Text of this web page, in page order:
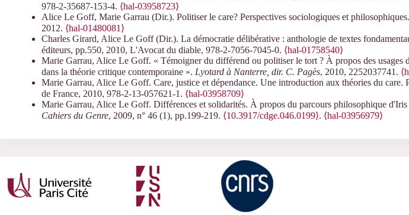
978-2-35687-153-4. ⟨hal-03958723⟩
Alice Le Goff, Marie Garrau (Dir.). Politiser le care? Perspectives sociologiques et philosophiques.
2012. ⟨hal-01480081⟩
Charles Girard, Alice Le Goff (Dir.). La démocratie délibérative : anthologie de textes
éditeurs, pp.550, 2010, L'Avocat du diable, 978-2-7056-7045-0. ⟨hal-01758540⟩
Marie Garrau, Alice Le Goff. « Témoigner du différend ou politiser le tort ? À propos des usages
dans la théorie critique contemporaine ». Lyotard à Nanterre, dir. C. Pagès, 2010, 2252037741.
Marie Garrau, Alice Le Goff. Care, justice et dépendance. Une introduction aux théories du care.
de France, 2010, 978-2-13-057621-1. ⟨hal-03958709⟩
Marie Garrau, Alice Le Goff. Différences et solidarités. À propos du parcours philosophique
Cahiers du Genre, 2009, n° 46 (1), pp.199-219. ⟨10.3917/cdge.046.0199⟩. ⟨hal-03956979⟩